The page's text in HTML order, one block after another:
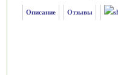
Описание Отзывы